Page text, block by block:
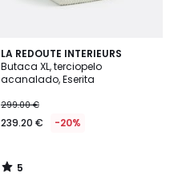
LA REDOUTE INTERIEURS
Butaca XL, terciopelo
acanalado, Eserita
299.00 €
239.20 € -20%
5
/
5
5
/